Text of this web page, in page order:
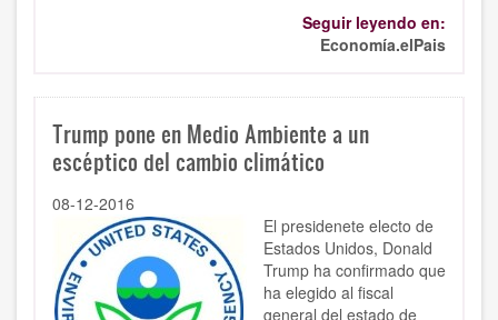
Seguir leyendo en:
Economía.elPais
Trump pone en Medio Ambiente a un
escéptico del cambio climático
08-12-2016
El presidenete electo de
Estados Unidos, Donald
Trump ha confirmado que
ha elegido al fiscal
general del estado de